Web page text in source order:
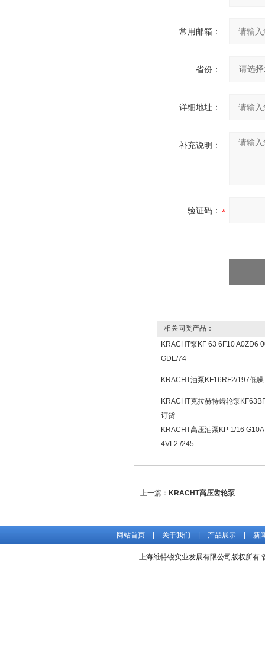
常用邮箱：
省份：
详细地址：
补充说明：
验证码：
相关同类产品：
KRACHT泵KF 63 6F10 A0ZD6
GDE/74
KRACHT油泵KF16RF2/197低
KRACHT克拉赫特齿轮泵
订货
KRACHT高压油泵KP 1/16 G10A
4VL2 /245
上一篇： KRACHT高压齿轮泵
网站首页 关于我们 产品展示 新
上海维特锐实业发展有限公司版权所有